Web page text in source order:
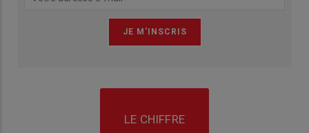
LE CHIFFRE